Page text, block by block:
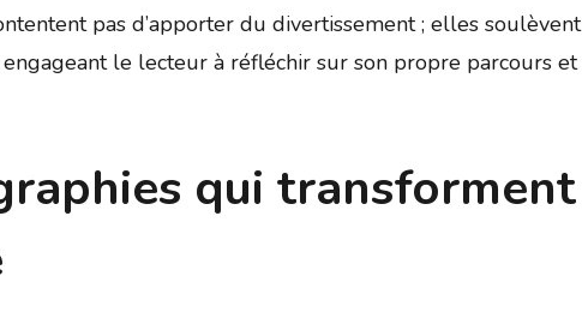
pas d’apporter du divertissement ; elles soulèvent
le lecteur à réfléchir sur son propre parcours et
qui transforment